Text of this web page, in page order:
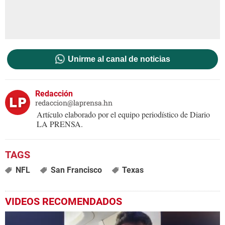
Unirme al canal de noticias
Redacción
redaccion@laprensa.hn
Artículo elaborado por el equipo periodístico de Diario
LA PRENSA.
NFL San Francisco Texas
VIDEOS RECOMENDADOS